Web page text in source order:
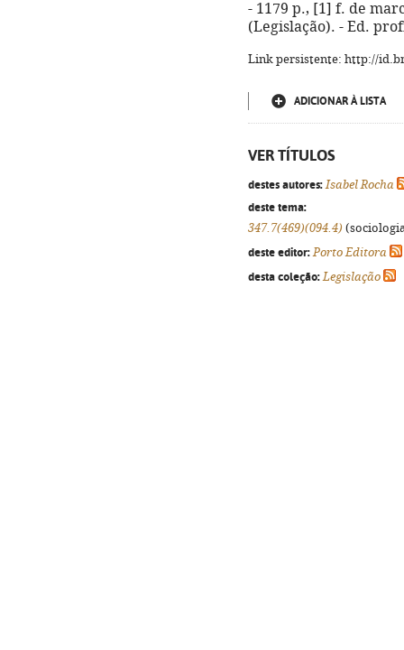
- 1179 p., [1] f. de
(Legislação). - Ed.
Link persistente: http://
ADICIONAR À LISTA
VER TÍTULOS
destes autores: Isabel Rocha
deste tema:
347.7(469)(094.4)
deste editor: Porto Editora
desta coleção: Legislação